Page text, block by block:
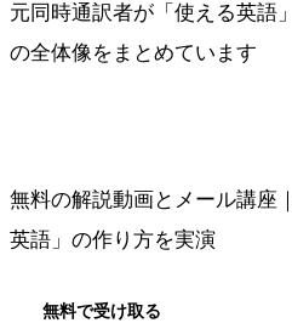
元同時通訳者が「使える英語
の全体像をまとめています
無料の解説動画とメール講座
英語」の作り方を実演
無料で受け取る